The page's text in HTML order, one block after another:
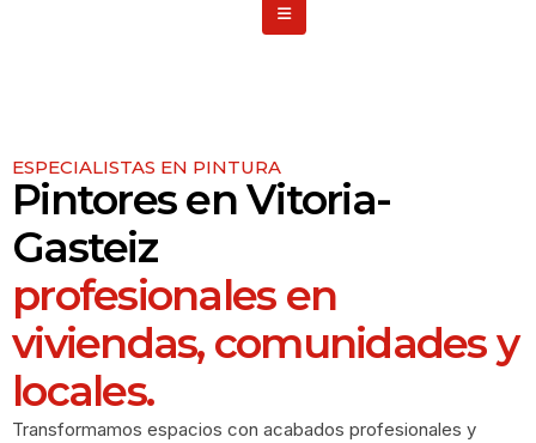
ESPECIALISTAS EN PINTURA
Pintores en Vitoria-
Gasteiz
profesionales en
viviendas, comunidades y
locales.
Transformamos espacios con acabados profesionales y